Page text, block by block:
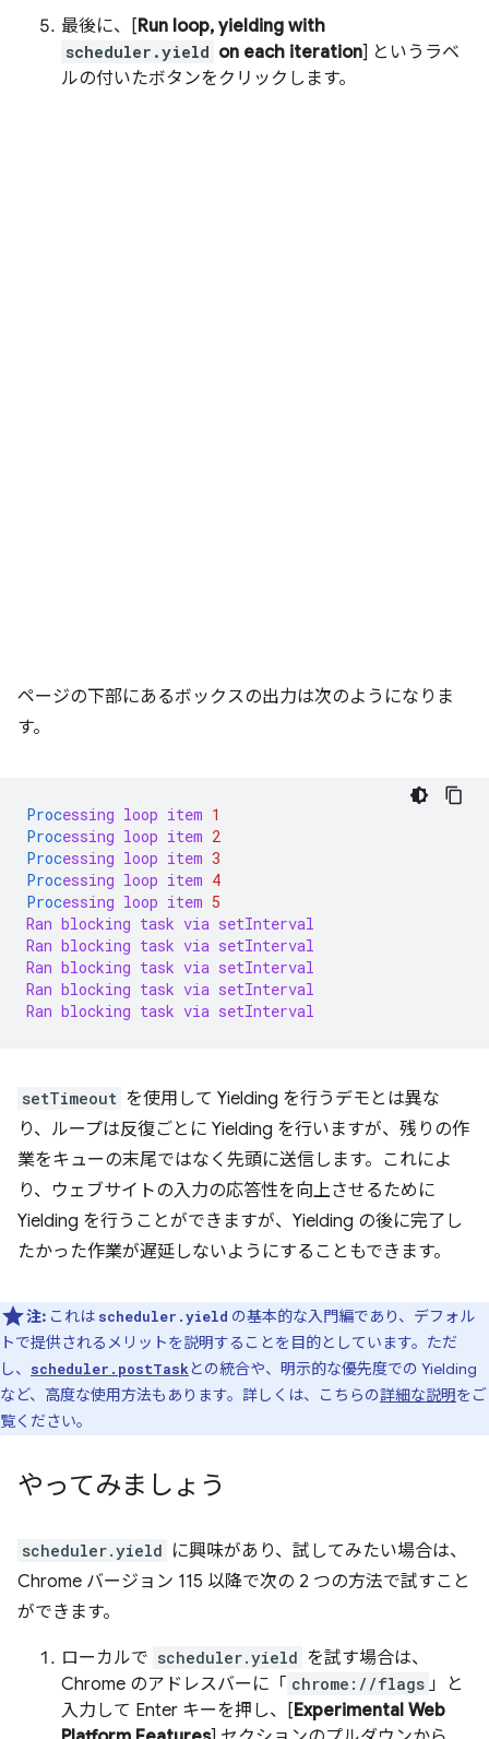
最後に、[Run loop, yielding with
scheduler.yield on each iteration] というラベ
ルの付いたボタンをクリックします。
ページの下部にあるボックスの出力は次のようになりま
す。
Processing loop item 1
Processing loop item 2
Processing loop item 3
Processing loop item 4
Processing loop item 5
Ran blocking task via setInterval
Ran blocking task via setInterval
Ran blocking task via setInterval
Ran blocking task via setInterval
Ran blocking task via setInterval
setTimeout を使用して Yielding を行うデモとは異な
り、ループは反復ごとに Yielding を行いますが、残りの作
業をキューの末尾ではなく先頭に送信します。これによ
り、ウェブサイトの入力の応答性を向上させるために
Yielding を行うことができますが、Yielding の後に完了し
たかった作業が遅延しないようにすることもできます。
注: これは scheduler.yield の基本的な入門編であり、デフォル
トで提供されるメリットを説明することを目的としています。ただ
し、
scheduler.postTask との統合や、明示的な優先度での Yielding
など、高度な使用方法もあります。詳しくは、こちらの詳細な説明をご
覧ください。
やってみましょう
scheduler.yield に興味があり、試してみたい場合は、
Chrome バージョン 115 以降で次の 2 つの方法で試すこと
ができます。
ローカルで scheduler.yield を試す場合は、
Chrome のアドレスバーに「 chrome://flags 」と
入力して Enter キーを押し、[Experimental Web